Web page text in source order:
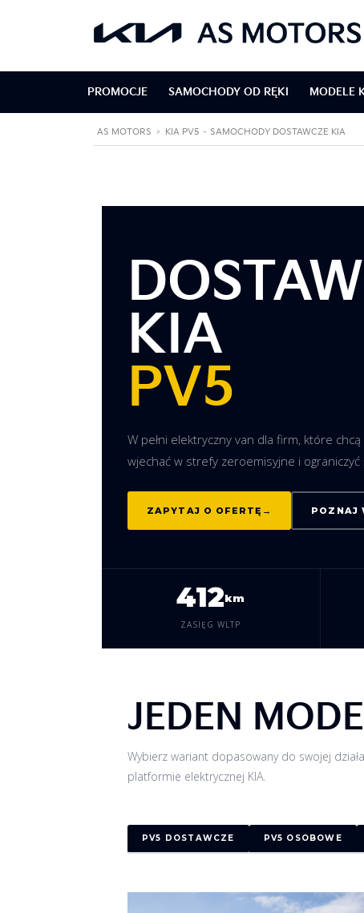
PROMOCJE SAMOCHODY OD RĘKI MODELE
AS MOTORS > KIA PV5 – SAMOCHODY DOSTAWCZE KIA
KIA
PV5
W pełni elektryczny van dla firm, które
wjechać w strefy zeroemisyjne i ograniczyć
ZAPYTAJ O OFERTĘ POZNAJ
412km
ZASIĘG WLTP
JEDEN
Wybierz wariant dopasowany do swojej
platformie elektrycznej KIA.
PV5 DOSTAWCZE PV5 OSOBOWE